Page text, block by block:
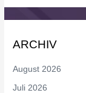
ARCHIV
August 2026
Juli 2026